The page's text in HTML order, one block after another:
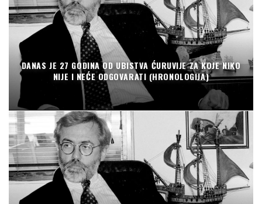
DANAS JE 27 GODINA OD UBISTVA ĆURUVIJE ZA KOJE NIKO
NIJE I NEĆE ODGOVARATI (HRONOLOGIJA)